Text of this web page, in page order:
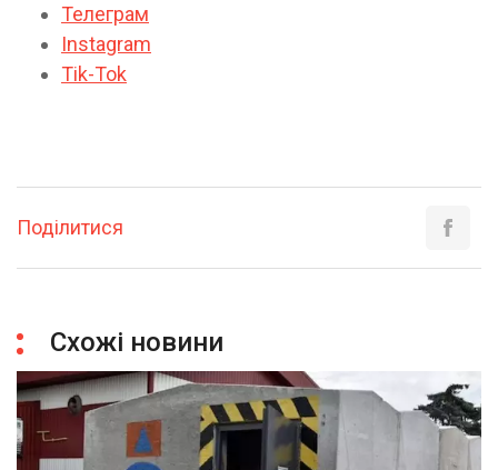
Телеграм
Instagram
Tik-Tok
Поділитися
Схожі новини